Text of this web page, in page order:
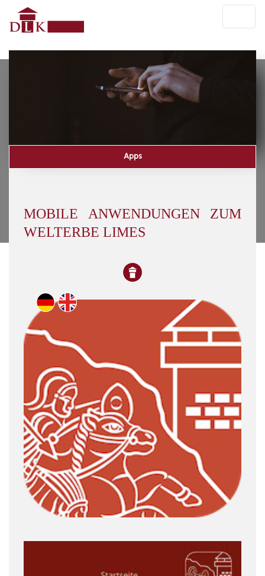
Apps
MOBILE ANWENDUNGEN ZUM
WELTERBE LIMES